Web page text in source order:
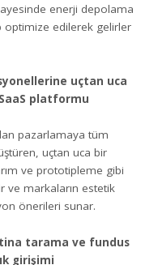
enerji depolama
optimize edilerek gelirler
uçtan uca
platformu
pazarlamaya tüm
uçtan uca bir
ve prototipleme gibi
ve markaların estetik
önerileri sunar.
tarama ve fundus
girişimi